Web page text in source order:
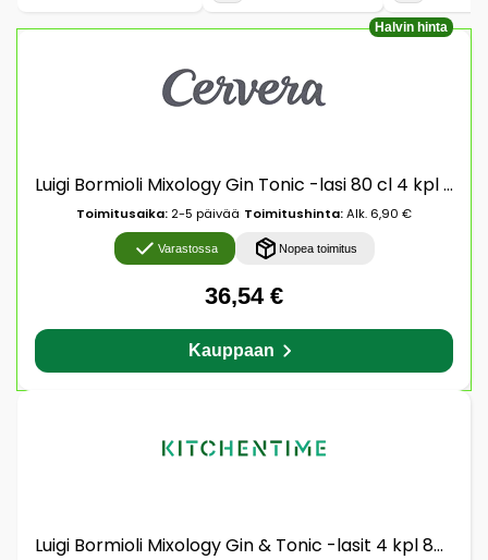
Halvin hinta
Luigi Bormioli Mixology Gin Tonic -lasi 80 cl 4 kpl Kirkas
Toimitusaika: 2-5 päivää Toimitushinta:Alk. 6,90 €
Varastossa Nopea toimitus
36,54 €
Kauppaan
Luigi Bormioli Mixology Gin & Tonic -lasit 4 kpl 80 cl